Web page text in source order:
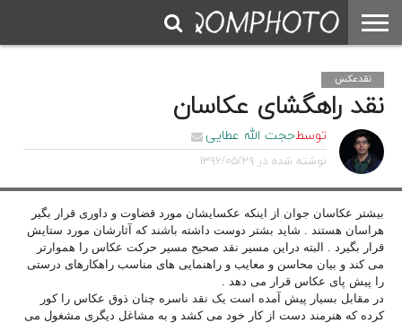
نقدعکس
نقد راهگشای عکاسان
توسطحجت الله عطایی
نوشته شده در ۱۳۹۶/۰۵/۲۹
بیشتر عکاسان جوان از اینکه عکسایشان مورد قضاوت و داوری قرار بگیر
هراسان هستند . شاید بشتر دوست داشته باشند که آثارشان مورد ستایش
قرار بگیرد . البته دراین مسیر نقد صحیح مسیر حرکت عکاس را هموارتر
می کند و بیان محاسن و معایب و راهنمایی های مناسب راهکارهای درستی
را پیش پای عکاس قرار می دهد .
در مقابل بسیار پیش آمده است یک نقد ناسره چنان ذوق عکاس را کور
کرده که هنرمند دست از کار خود می کشد و به مشاغل دیگری مشغول می